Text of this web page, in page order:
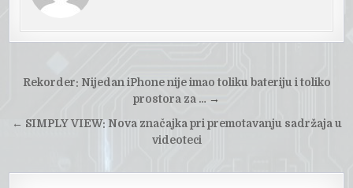
Post
Rekorder: Nijedan iPhone nije imao toliku bateriju i toliko
prostora za … →
← SIMPLY VIEW: Nova značajka pri premotavanju sadržaja u
videoteci